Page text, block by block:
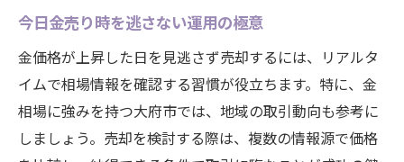
今日金売り時を逃さない運用の極意
金価格が上昇した日を見逃さず売却するには、リアルタ
イムで相場情報を確認する習慣が役立ちます。特に、金
相場に強みを持つ大府市では、地域の取引動向も参考に
しましょう。売却を検討する際は、複数の情報源で価格